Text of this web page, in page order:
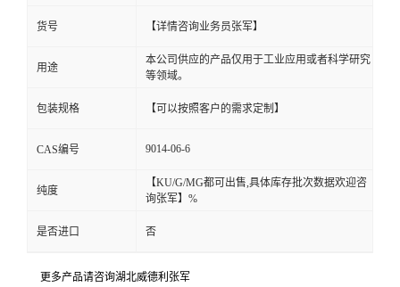
货号 【详情咨询业务员张军】
用途
本公司供应的产品仅用于工业应用或者科学研究
等领域。
包装规格 【可以按照客户的需求定制】
CAS编号 9014-06-6
纯度
【KU/G/MG都可出售,具体库存批次数据欢迎咨
询张军】%
是否进口 否
更多产品请咨询湖北威德利张军